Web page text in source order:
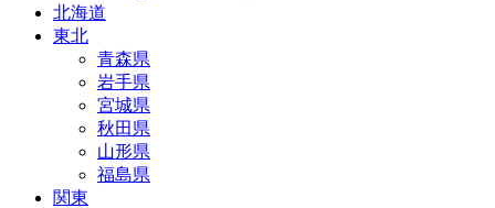
北海道
東北
青森県
岩手県
宮城県
秋田県
山形県
福島県
関東